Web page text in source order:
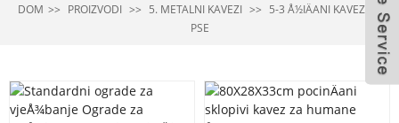
DOM PROIZVODI 5. METALNI KAVEZI
5-3 Å½IÄANI KAVEZ ZA
PSE